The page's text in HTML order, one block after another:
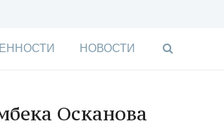
НОВОСТИ
Осканова